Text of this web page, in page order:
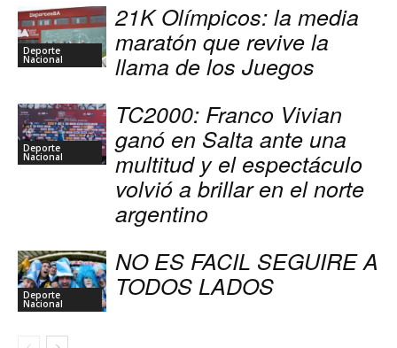
Deporte
Nacional
21K Olímpicos: la media
maratón que revive la
llama de los Juegos
Deporte
Nacional
TC2000: Franco Vivian
ganó en Salta ante una
multitud y el espectáculo
volvió a brillar en el norte
argentino
Deporte
Nacional
NO ES FACIL SEGUIRE A
TODOS LADOS